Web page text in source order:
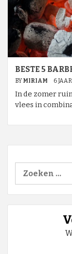
BESTE 5
BY MIRIAM 6
In de zomer
vlees in
Zoeken